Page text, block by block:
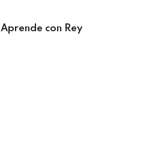
Aprende con Rey